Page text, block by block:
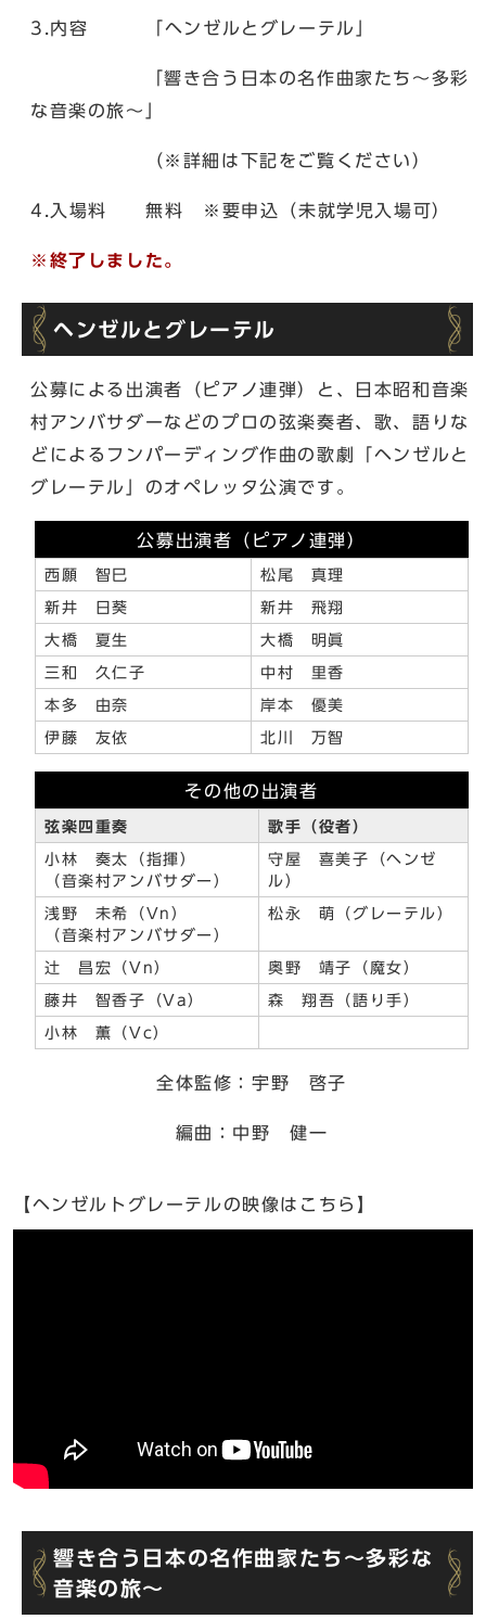
3.内容 「ヘンゼルとグレーテル」
「響き合う日本の名作曲家たち〜多彩
な音楽の旅〜」
（※詳細は下記をご覧ください）
4.入場料 無料 ※要申込（未就学児入場可）
※終了しました。
ヘンゼルとグレーテル
公募による出演者（ピアノ連弾）と、日本昭和音楽
村アンバサダーなどのプロの弦楽奏者、歌、語りな
どによるフンパーディング作曲の歌劇「ヘンゼルと
グレーテル」のオペレッタ公演です。
公募出演者（ピアノ連弾）
西願 智巳 松尾 真理
新井 日葵 新井 飛翔
大橋 夏生 大橋 明眞
三和 久仁子 中村 里香
本多 由奈 岸本 優美
伊藤 友依 北川 万智
その他の出演者
弦楽四重奏 歌手（役者）
小林 奏太（指揮）
（音楽村アンバサダー）
守屋 喜美子（ヘンゼ
ル）
浅野 未希（Vn）
（音楽村アンバサダー）
松永 萌（グレーテル）
辻 昌宏（Vn） 奥野 靖子（魔女）
藤井 智香子（Va） 森 翔吾（語り手）
小林 薫（Vc）
全体監修：宇野 啓子
編曲：中野 健一
【ヘンゼルトグレーテルの映像はこちら】
響き合う日本の名作曲家たち〜多彩な
音楽の旅〜